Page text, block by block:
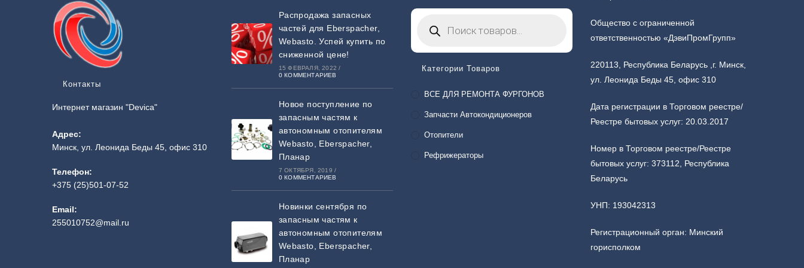
Контакты
Интернет магазин "Devica"
Адрес:
Минск, ул. Леонида Беды 45, офис 310
Телефон:
+375 (25)501-07-52
Email:
255010752@mail.ru
Распродажа запасных
частей для Eberspacher,
Webasto. Успей купить по
сниженной цене!
15 ФЕВРАЛЯ, 2022 /
0 КОММЕНТАРИЕВ
Новое поступление по
запасным частям к
автономным отопителям
Webasto, Eberspacher,
Планар
7 ОКТЯБРЯ, 2019 /
0 КОММЕНТАРИЕВ
Новинки сентября по
запасным частям к
автономным отопителям
Webasto, Eberspacher,
Планар
Категории Товаров
ВСЕ ДЛЯ РЕМОНТА ФУРГОНОВ
Запчасти Автокондиционеров
Отопители
Рефрижераторы
Общество с ограниченной
ответственностью «ДэвиПромГрупп»
220113, Республика Беларусь ,г. Минск,
ул. Леонида Беды 45, офис 310
Дата регистрации в Торговом реестре/
Реестре бытовых услуг: 20.03.2017
Номер в Торговом реестре/Реестре
бытовых услуг: 373112, Республика
Беларусь
УНП: 193042313
Регистрационный орган: Минский
горисполком